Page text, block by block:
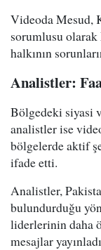
Videoda Mesud,
sorumlusu
halkının
Analistler:
Bölgedeki siyasi
analistler ise
bölgelerde aktif
ifade etti.
Analistler,
bulundurduğu
liderlerinin daha
mesajlar